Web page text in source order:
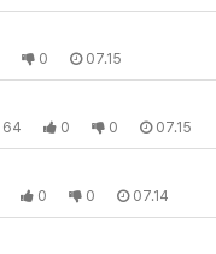
0 07.15
64 0 0 07.15
0 0 07.14